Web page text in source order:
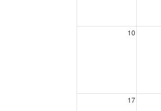
10
17